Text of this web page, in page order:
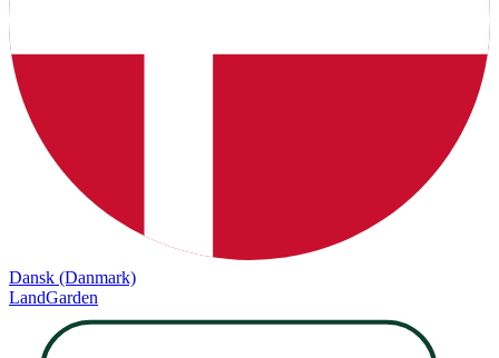
Dansk (Danmark)
LandGarden